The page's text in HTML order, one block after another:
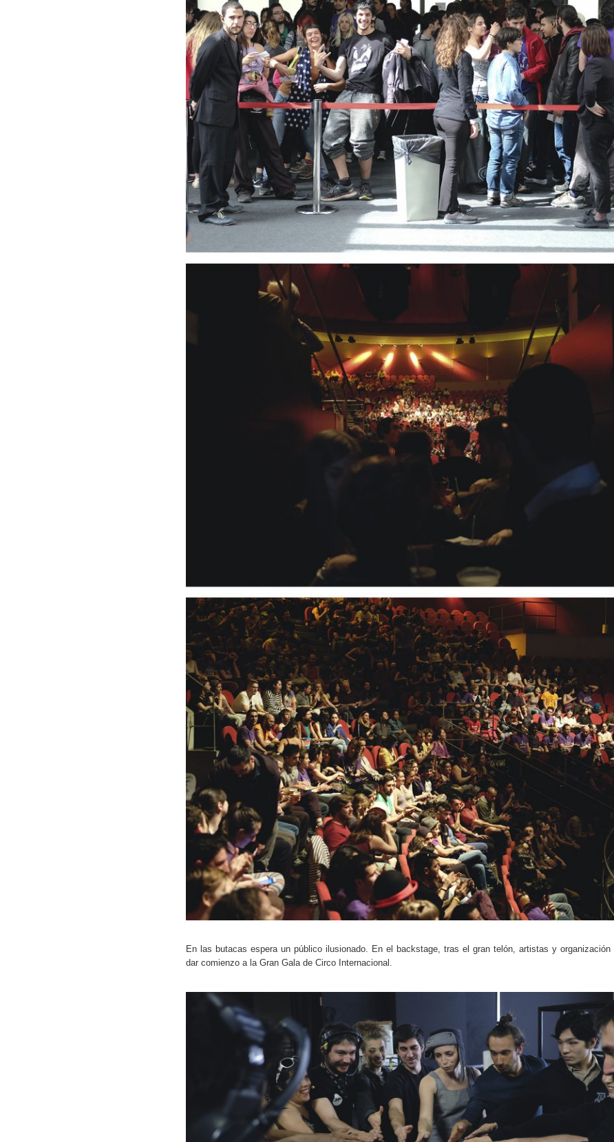
En las butacas espera un público ilusionado. En el backstage, tras el gran telón, artistas y organización
dar comienzo a la Gran Gala de Circo Internacional.